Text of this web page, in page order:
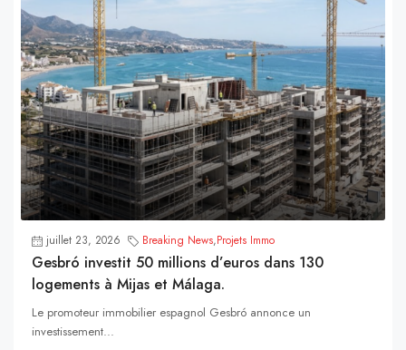
juillet 23, 2026 Breaking News,Projets Immo
Gesbró investit 50 millions d’euros dans 130
logements à Mijas et Málaga.
Le promoteur immobilier espagnol Gesbró annonce un
investissement...